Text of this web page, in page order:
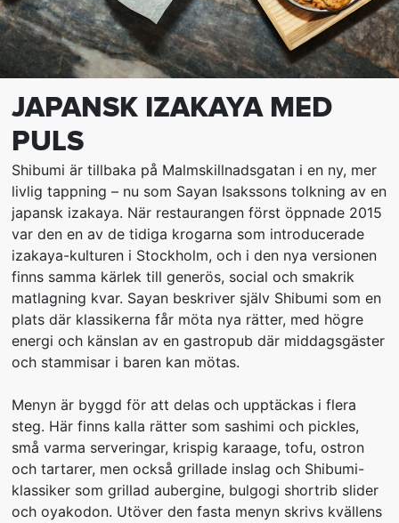
JAPANSK IZAKAYA MED
PULS
Shibumi är tillbaka på Malmskillnadsgatan i en ny, mer
livlig tappning – nu som Sayan Isakssons tolkning av en
japansk izakaya. När restaurangen först öppnade 2015
var den en av de tidiga krogarna som introducerade
izakaya-kulturen i Stockholm, och i den nya versionen
finns samma kärlek till generös, social och smakrik
matlagning kvar. Sayan beskriver själv Shibumi som en
plats där klassikerna får möta nya rätter, med högre
energi och känslan av en gastropub där middagsgäster
och stammisar i baren kan mötas.
Menyn är byggd för att delas och upptäckas i flera
steg. Här finns kalla rätter som sashimi och pickles,
små varma serveringar, krispig karaage, tofu, ostron
och tartarer, men också grillade inslag och Shibumi-
klassiker som grillad aubergine, bulgogi shortrib slider
och oyakodon. Utöver den fasta menyn skrivs kvällens